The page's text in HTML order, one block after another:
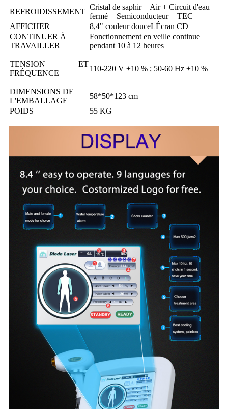
REFROIDISSEMENT
Cristal de saphir + Air + Circuit d'eau
fermé + Semiconducteur + TEC
AFFICHER
8,4" couleur douceLÉcran CD
CONTINUER À
TRAVAILLER
Fonctionnement en veille continue
pendant 10 à 12 heures
TENSION ET
FRÉQUENCE
110-220 V ±10 % ; 50-60 Hz ±10 %
DIMENSIONS DE
L'EMBALLAGE
58*50*123 cm
POIDS
55 KG